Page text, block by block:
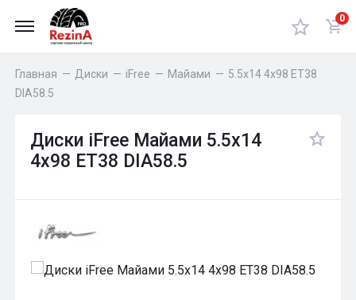
0
Главная — Диски — iFree — Майами — 5.5x14 4x98 ET38
DIA58.5
Диски iFree Майами 5.5x14
4x98 ET38 DIA58.5